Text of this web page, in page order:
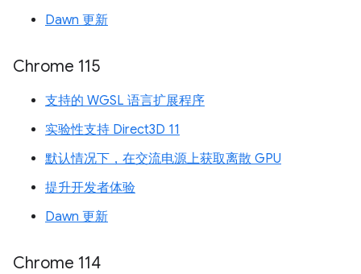
Dawn 更新
Chrome 115
支持的 WGSL 语言扩展程序
实验性支持 Direct3D 11
默认情况下，在交流电源上获取离散 GPU
提升开发者体验
Dawn 更新
Chrome 114